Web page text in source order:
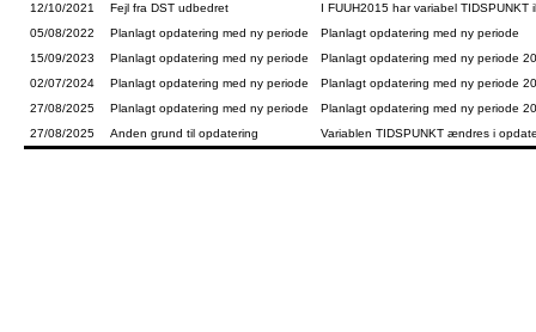
12/10/2021
Fejl fra DST udbedret
I FUUH2015 har variabel
05/08/2022
Planlagt opdatering med ny periode
Planlagt opdatering med ny periode
15/09/2023
Planlagt opdatering med ny periode
Planlagt opdatering med ny periode
02/07/2024
Planlagt opdatering med ny periode
Planlagt opdatering med ny periode
27/08/2025
Planlagt opdatering med ny periode
Planlagt opdatering med ny periode
27/08/2025
Anden grund til opdatering Variablen TIDSPUNKT ændres i